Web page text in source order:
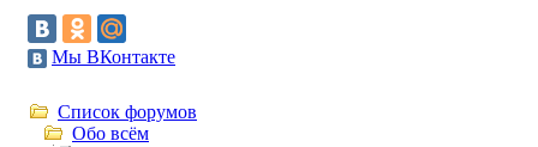
Мы ВКонтакте
Список форумов
Обо всём